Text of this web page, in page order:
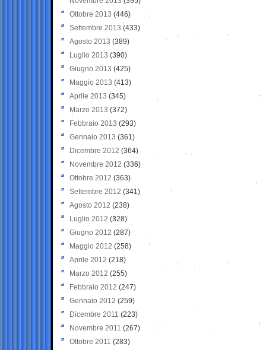
Ottobre 2013 (446)
Settembre 2013 (433)
Agosto 2013 (389)
Luglio 2013 (390)
Giugno 2013 (425)
Maggio 2013 (413)
Aprile 2013 (345)
Marzo 2013 (372)
Febbraio 2013 (293)
Gennaio 2013 (361)
Dicembre 2012 (364)
Novembre 2012 (336)
Ottobre 2012 (363)
Settembre 2012 (341)
Agosto 2012 (238)
Luglio 2012 (328)
Giugno 2012 (287)
Maggio 2012 (258)
Aprile 2012 (218)
Marzo 2012 (255)
Febbraio 2012 (247)
Gennaio 2012 (259)
Dicembre 2011 (223)
Novembre 2011 (267)
Ottobre 2011 (283)